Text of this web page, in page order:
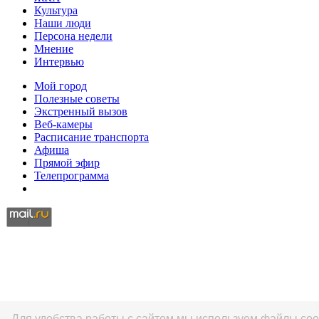
Культура
Наши люди
Персона недели
Мнение
Интервью
Мой город
Полезные советы
Экстренный вызов
Веб-камеры
Расписание транспорта
Афиша
Прямой эфир
Телепрограмма